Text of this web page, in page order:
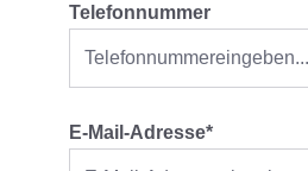
Telefonnummer
E-Mail-Adresse*